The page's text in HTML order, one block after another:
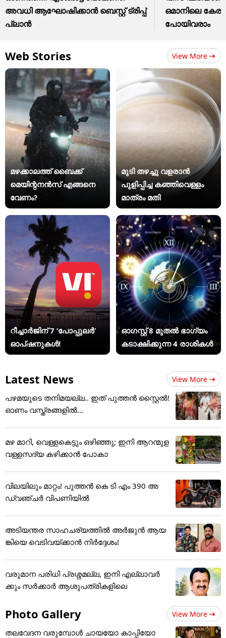
അവധി ആഘോഷിക്കാൻ ബെസ്റ്റ് ട്രിപ്പ്
പ്ലാൻ
ഒമാനിലെ
പോയിവരാം
Web Stories View More
മഴക്കാലത്ത് ബൈക്ക്
മെയിന്റനൻസ് എങ്ങനെ
വേണം?
മുടി തഴച്ചു വളരാൻ
പുളിപ്പിച്ച കഞ്ഞിവെള്ളം
മാത്രം മതി
റീച്ചാർജിന് 7 ‘പോപ്പുലർ’
ഓപ്ഷനുകൾ!
ഓഗസ്റ്റ് 8 മുതൽ ഭാഗ്യം
കടാക്ഷിക്കുന്ന 4 രാശികൾ
Latest News View More
പഴമയുടെ തനിമയല്ല.. ഇത് പുത്തൻ സ്റ്റൈൽ!
ഓണം വസ്ത്രങ്ങളിൽ...
മഴ മാറി, വെള്ളകെട്ടും ഒഴിഞ്ഞു; ഇനി ആറന്മുള
വള്ളസദ്യ കഴിക്കാൻ പോകാ
വിലയിലും മാറ്റം! പുത്തൻ കെ ടി എം 390 അ
ഡ്വഞ്ചർ വിപണിയിൽ
അടിയന്തര സാഹചര്യത്തിൽ അർജുൻ ആയ
ങ്കിയെ വെടിവയ്ക്കാൻ നിർദ്ദേശം!
വരുമാന പരിധി പ്രശ്നമല്ല, ഇനി എല്ലാവർ
ക്കും സർക്കാർ ആശുപത്രികളിലെ
Photo Gallery View More
തലവേദന വരുമ്പോൾ ചായയോ കാപ്പിയോ